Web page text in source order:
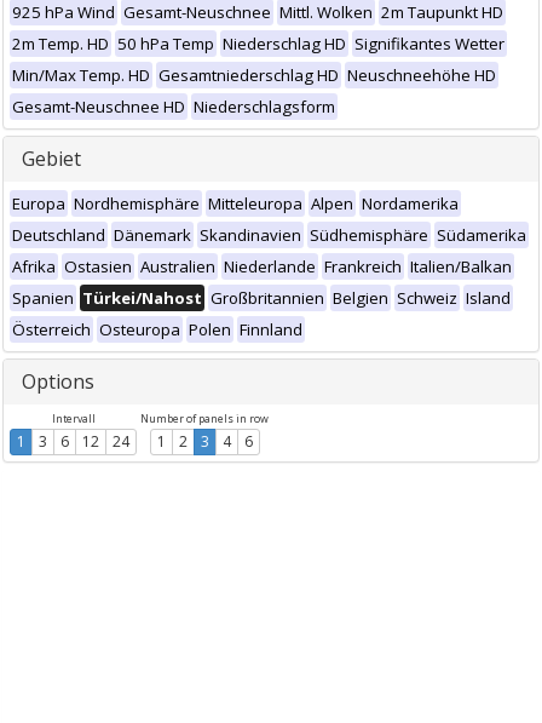
925 hPa Wind Gesamt-Neuschnee Mittl. Wolken 2m Taupunkt HD
2m Temp. HD 50 hPa Temp Niederschlag HD Signifikantes Wetter
Min/Max Temp. HD Gesamtniederschlag HD Neuschneehöhe HD
Gesamt-Neuschnee HD Niederschlagsform
Gebiet
Europa Nordhemisphäre Mitteleuropa Alpen Nordamerika
Deutschland Dänemark Skandinavien Südhemisphäre Südamerika
Afrika Ostasien Australien Niederlande Frankreich Italien/Balkan
Spanien Türkei/Nahost Großbritannien Belgien Schweiz Island
Österreich Osteuropa Polen Finnland
Options
Intervall
1 3 6 12 24
Number of panels in row
1 2 3 4 6